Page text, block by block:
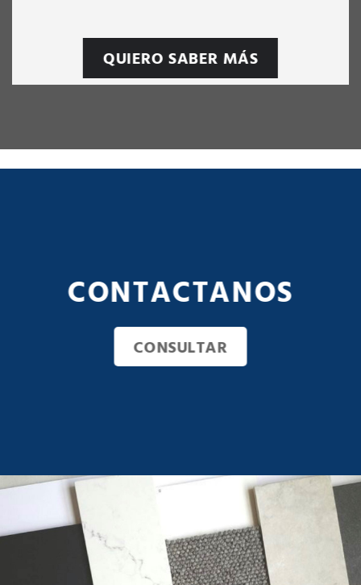
QUIERO SABER MÁS
CONTACTANOS
CONSULTAR